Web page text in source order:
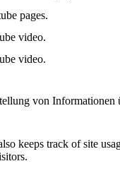
pages.
video.
video.
von
keeps track of site